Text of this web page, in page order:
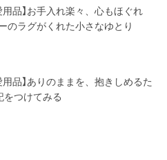
用品】お手入れ楽々、心もほぐれ
のラグがくれた小さなゆとり
用品】ありのままを、抱きしめるた
つけてみる